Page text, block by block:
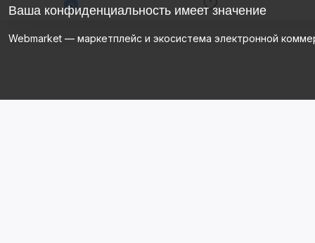
Ваша конфиденциальность имеет значение
Webmarket — маркетплейс и экосистема электронной